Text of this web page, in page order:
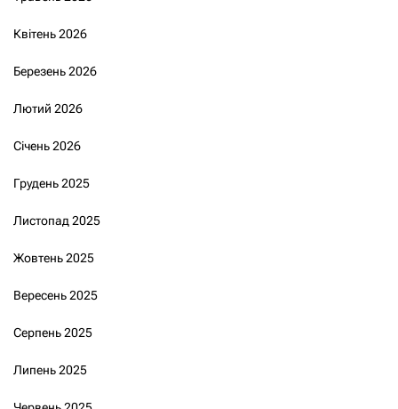
Квітень 2026
Березень 2026
Лютий 2026
Січень 2026
Грудень 2025
Листопад 2025
Жовтень 2025
Вересень 2025
Серпень 2025
Липень 2025